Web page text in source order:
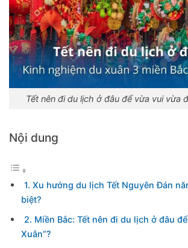
Tết nên đi du lịch ở đâu để vừa vui vừa
Nội dung
1. Xu hướng du lịch Tết Nguyên Đán
biệt?
2. Miền Bắc: Tết nên đi du lịch ở đâu
Xuân”?